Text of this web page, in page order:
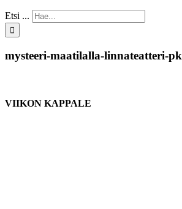
Etsi ...
mysteeri-maatilalla-linnateatteri-pk
VIIKON KAPPALE